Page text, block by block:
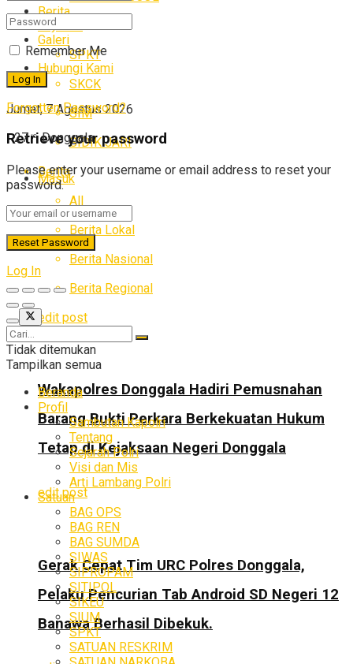
Berita
Galeri
Hubungi Kami
Jumat, 7 Agustus 2026
27 °C Donggala
Masuk
Layanan
SPKT
SKCK
SIM
SIDIK JARI
Berita
All
Berita Lokal
Berita Nasional
Berita Regional
edit post
Wakapolres Donggala Hadiri Pemusnahan
Barang Bukti Perkara Berkekuatan Hukum
Tetap di Kejaksaan Negeri Donggala
edit post
Gerak Cepat Tim URC Polres Donggala,
Pelaku Pencurian Tab Android SD Negeri 12
Banawa Berhasil Dibekuk.
Remember Me
Forgotten Password?
Retrieve your password
Please enter your username or email address to reset your
password.
Log In
Tidak ditemukan
Tampilkan semua
Beranda
Profil
Sambutan Kapolri
Tentang
Sejarah Polri
Visi dan Mis
Arti Lambang Polri
Satuan
BAG OPS
BAG REN
BAG SUMDA
SIWAS
SIPROPAM
SITIPOL
SIKEU
SIUM
SPKT
SATUAN RESKRIM